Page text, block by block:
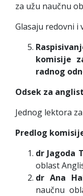
za užu naučnu
Glasaju redovni i
komisije
radnog
Odsek za
Jednog lektora
Predlog
dr Jagoda
oblast
dr Ana
naučnu